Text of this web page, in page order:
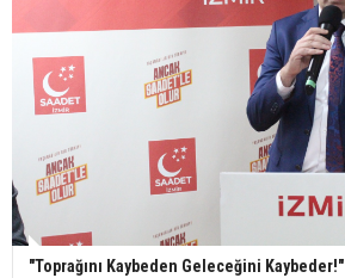
"Toprağını Kaybeden Geleceğini Kaybeder!"